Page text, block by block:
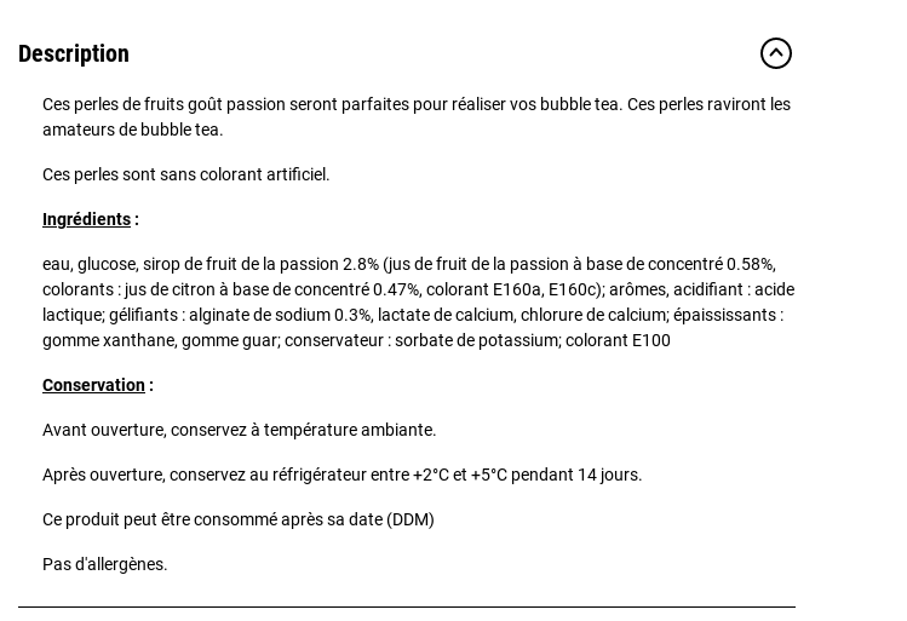
Description
Ces perles de fruits goût passion seront parfaites pour réaliser vos bubble tea. Ces perles raviront les
amateurs de bubble tea.
Ces perles sont sans colorant artificiel.
Ingrédients :
eau, glucose, sirop de fruit de la passion 2.8% (jus de fruit de la passion à base de concentré 0.58%,
colorants : jus de citron à base de concentré 0.47%, colorant E160a, E160c); arômes, acidifiant : acide
lactique; gélifiants : alginate de sodium 0.3%, lactate de calcium, chlorure de calcium; épaississants :
gomme xanthane, gomme guar; conservateur : sorbate de potassium; colorant E100
Conservation :
Avant ouverture, conservez à température ambiante.
Après ouverture, conservez au réfrigérateur entre +2°C et +5°C pendant 14 jours.
Ce produit peut être consommé après sa date (DDM)
Pas d'allergènes.